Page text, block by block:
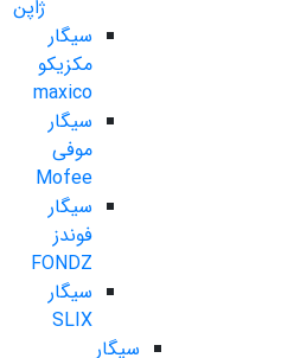
ژاپن
سیگار
مکزیکو
maxico
سیگار
موفی
Mofee
سیگار
فوندز
FONDZ
سیگار
SLIX
سیگار